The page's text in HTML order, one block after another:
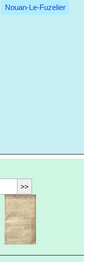
Nouan-Le-Fuzelier